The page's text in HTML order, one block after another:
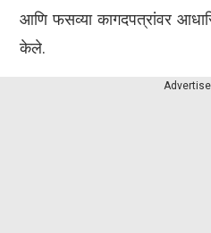
आणि फसव्या कागदपत्रांवर
केले.